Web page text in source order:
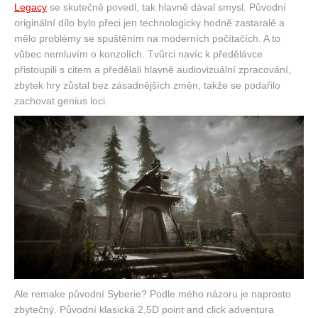
Legacy se skutečně povedl, tak hlavně dával smysl. Původní
originální dílo bylo přeci jen technologicky hodně zastaralé a
mělo problémy se spuštěním na moderních počítačích. A to
vůbec nemluvím o konzolích. Tvůrci navíc k předělávce
přistoupili s citem a předělali hlavně audiovizuální zpracování,
zbytek hry zůstal bez zásadnějších změn, takže se podařilo
zachovat genius loci.
Ale remake původní Syberie? Podle mého názoru je naprosto
zbytečný. Původní klasická 2,5D point and click adventura